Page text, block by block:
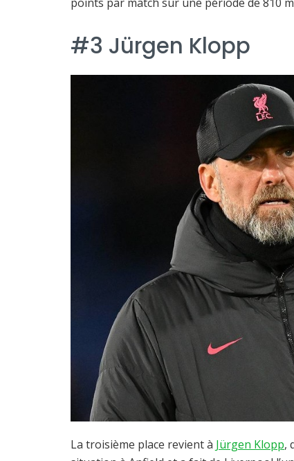
#3 Jürgen Klopp
La troisième place revient à Jürgen Klopp,